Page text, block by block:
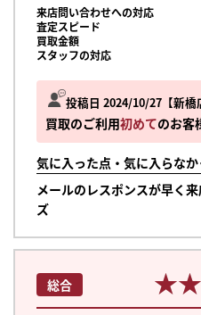
投稿日 2024/10/27 新橋
買取のご利用初めてのお客
気に入った点・気に入らな
メールのレスポンスが早く
ズ
来店問い合わせへの対応
査定スピード
買取金額
スタッフの対応
総合